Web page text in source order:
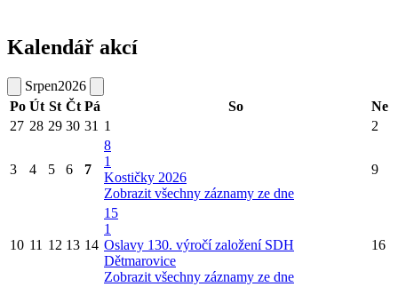
Kalendář akcí
Srpen2026
Po Út St Čt Pá So
Ne
27 28 29 30 31 1 2
3 4 5 6 7
8
1
Kostičky 2026
Zobrazit všechny záznamy ze dne
9
10 11 12 13 14
15
1
Oslavy 130. výročí založení SDH
Dětmarovice
Zobrazit všechny záznamy ze dne
16